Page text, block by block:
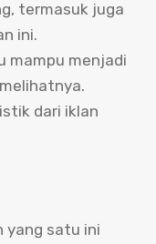
termasuk juga
ini.
mampu menjadi
dari iklan
yang satu ini